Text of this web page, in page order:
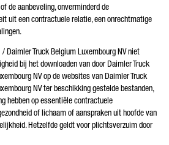
de aanbeveling, onverminderd de
uit een contractuele relatie, een onrechtmatige
Daimler Truck Belgium Luxembourg NV niet
bij het downloaden van door Daimler Truck
NV op de websites van Daimler Truck
NV ter beschikking gestelde bestanden,
hebben op essentiële contractuele
of lichaam of aanspraken uit hoofde van
Hetzelfde geldt voor plichtsverzuim door